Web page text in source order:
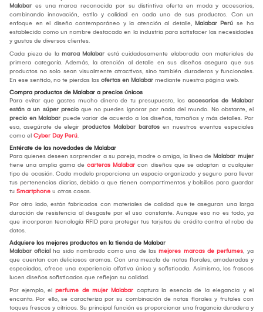
Malabar es una marca reconocida por su distintiva oferta en moda y accesorios,
combinando innovación, estilo y calidad en cada uno de sus productos. Con un
enfoque en el diseño contemporáneo y la atención al detalle, Malabar Perú se ha
establecido como un nombre destacado en la industria para satisfacer las necesidades
y gustos de diversos clientes.
Cada pieza de la marca Malabar está cuidadosamente elaborada con materiales de
primera categoría. Además, la atención al detalle en sus diseños asegura que sus
productos no solo sean visualmente atractivos, sino también duraderos y funcionales.
En ese sentido, no te pierdas las ofertas en Malabar mediante nuestra página web.
Compra productos de Malabar a precios únicos
Para evitar que gastes mucho dinero de tu presupuesto, los accesorios de Malabar
están a un súper precio que no puedes ignorar por nada del mundo. No obstante, el
precio en Malabar puede variar de acuerdo a los diseños, tamaños y más detalles. Por
eso, asegúrate de elegir productos Malabar baratos en nuestros eventos especiales
como el Cyber Day Perú.
Entérate de las novedades de Malabar
Para quienes deseen sorprender a su pareja, madre o amiga, la línea de Malabar mujer
tiene una amplia gama de carteras Malabar con diseños que se adaptan a cualquier
tipo de ocasión. Cada modelo proporciona un espacio organizado y seguro para llevar
tus pertenencias diarias, debido a que tienen compartimentos y bolsillos para guardar
tu Smartphone u otras cosas.
Por otro lado, están fabricados con materiales de calidad que te aseguran una larga
duración de resistencia al desgaste por el uso constante. Aunque eso no es todo, ya
que incorporan tecnología RFID para proteger tus tarjetas de crédito contra el robo de
datos.
Adquiere los mejores productos en la tienda de Malabar
Malabar oficial ha sido nombrado como una de las mejores marcas de perfumes, ya
que cuentan con deliciosos aromas. Con una mezcla de notas florales, amaderadas y
especiadas, ofrece una experiencia olfativa única y sofisticada. Asimismo, los frascos
lucen diseños sofisticados que reflejan su calidad.
Por ejemplo, el perfume de mujer Malabar captura la esencia de la elegancia y el
encanto. Por ello, se caracteriza por su combinación de notas florales y frutales con
toques frescos y cítricos. Su principal función es proporcionar una fragancia duradera y